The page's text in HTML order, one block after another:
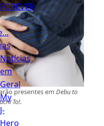
FOREVER
Notícias
em
Geral
My
J-
Hero
presentes em Debu to
To!.